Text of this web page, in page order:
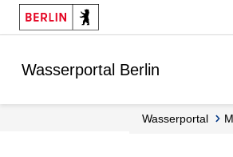
Springe zur Navigation
Springe zum Inhalt
Wasserportal Berlin
Wasserportal